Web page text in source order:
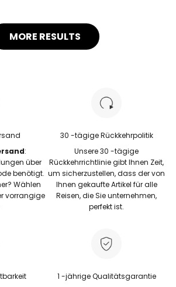
MORE RESULTS
:
über
benötigt.
Wählen
vorrangige
30 -tägige Rückkehrpolitik
Unsere 30 -tägige
Rückkehrrichtlinie gibt Ihnen Zeit,
um sicherzustellen, dass der von
Ihnen gekaufte Artikel für alle
Reisen, die Sie unternehmen,
perfekt ist.
1 -jährige Qualitätsgarantie